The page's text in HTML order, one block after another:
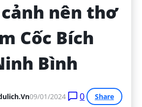
nên thơ
Cốc Bích
Bình
09/01/2024 0 Share